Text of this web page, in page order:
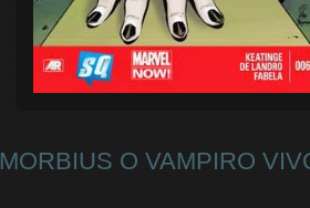
MORBIUS O VAMPIRO